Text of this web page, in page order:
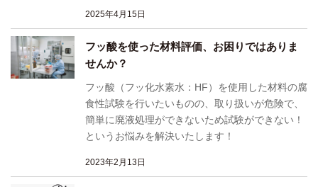
2025年4月15日
フッ酸を使った材料評価、お困りではありま
せんか？
フッ酸（フッ化水素水：HF）を使用した材料の腐
食性試験を行いたいものの、取り扱いが危険で、
簡単に廃液処理ができないため試験ができない！
というお悩みを解決いたします！
2023年2月13日